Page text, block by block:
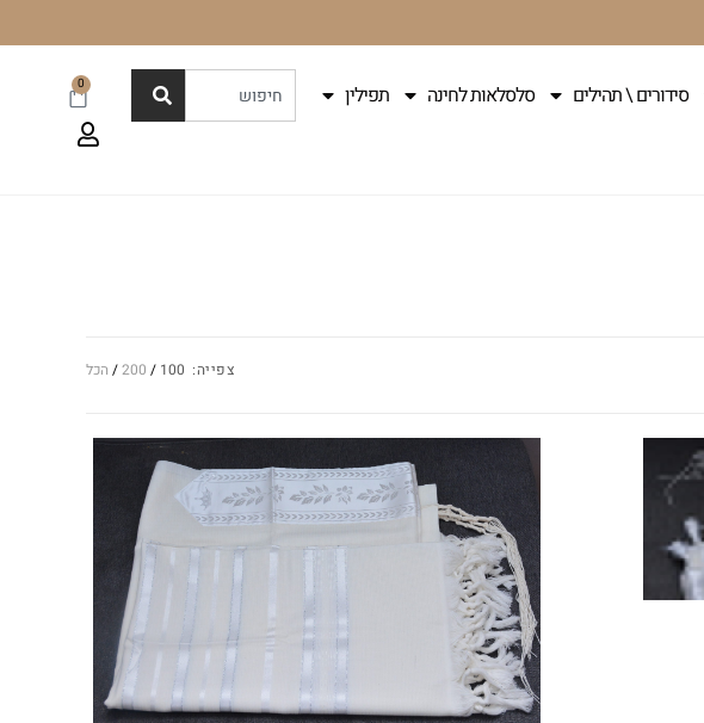
סידורים \ תהילים סלסלאות לחינה
תפילין
0
צפייה: 100
200 הכל